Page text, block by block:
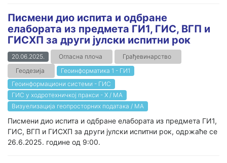
Писмени дио испита и одбране
елабората из предмета ГИ1, ГИС, ВГП и
ГИСХП за други јулски испитни рок
20.06.2025. Огласна плоча
Грађевинарство
Геодезија
Геоинформатика 1 - ГИ1
Геоинформациони системи - ГИС
ГИС у ходротехничкој пракси - Х / МА
Визуелизација геопросторних података / МА
Писмени дио испита и одбране елабората из предмета ГИ1,
ГИС, ВГП и ГИСХП за други јулски испитни рок, одржаће се
26.6.2025. године од 9:00.